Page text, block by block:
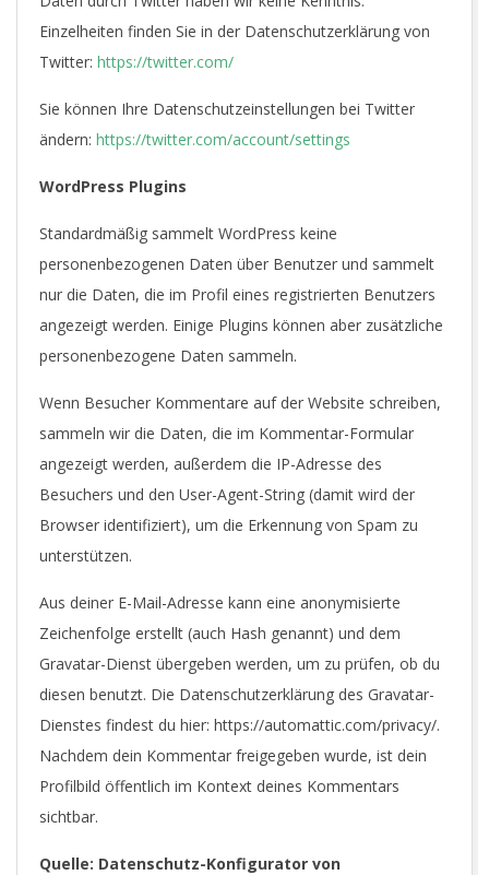
Einzelheiten finden Sie in der Datenschutzerklärung von
Twitter: https://twitter.com/
Sie können Ihre Datenschutzeinstellungen bei Twitter
ändern: https://twitter.com/account/settings
WordPress Plugins
Standardmäßig sammelt WordPress keine
personenbezogenen Daten über Benutzer und sammelt
nur die Daten, die im Profil eines registrierten Benutzers
angezeigt werden. Einige Plugins können aber zusätzliche
personenbezogene Daten sammeln.
Wenn Besucher Kommentare auf der Website schreiben,
sammeln wir die Daten, die im Kommentar-Formular
angezeigt werden, außerdem die IP-Adresse des
Besuchers und den User-Agent-String (damit wird der
Browser identifiziert), um die Erkennung von Spam zu
unterstützen.
Aus deiner E-Mail-Adresse kann eine anonymisierte
Zeichenfolge erstellt (auch Hash genannt) und dem
Gravatar-Dienst übergeben werden, um zu prüfen, ob du
diesen benutzt. Die Datenschutzerklärung des Gravatar-
Dienstes findest du hier: https://automattic.com/privacy/.
Nachdem dein Kommentar freigegeben wurde, ist dein
Profilbild öffentlich im Kontext deines Kommentars
sichtbar.
Quelle: Datenschutz-Konfigurator von